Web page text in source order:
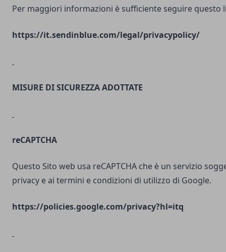
Per maggiori informazioni è sufficiente seguire questo
https://it.sendinblue.com/legal/privacypolicy/
MISURE DI SICUREZZA ADOTTATE
reCAPTCHA
Questo Sito web usa reCAPTCHA che è un servizio
privacy e ai termini e condizioni di utilizzo di Google.
https://policies.google.com/privacy?hl=itq